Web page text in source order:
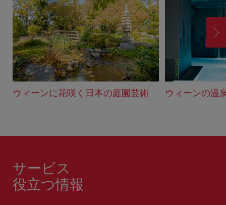
ク
ウィーンに花咲く日本の庭園芸術 ウィーンの温
進
む
サービス
役立つ情報